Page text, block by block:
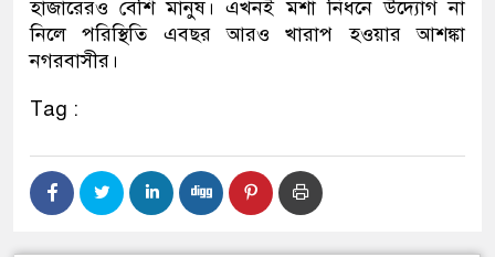
হাজারেরও বেশি মানুষ। এখনই মশা নিধনে উদ্যোগ না
নিলে পরিস্থিতি এবছর আরও খারাপ হওয়ার আশঙ্কা
নগরবাসীর।
Tag :